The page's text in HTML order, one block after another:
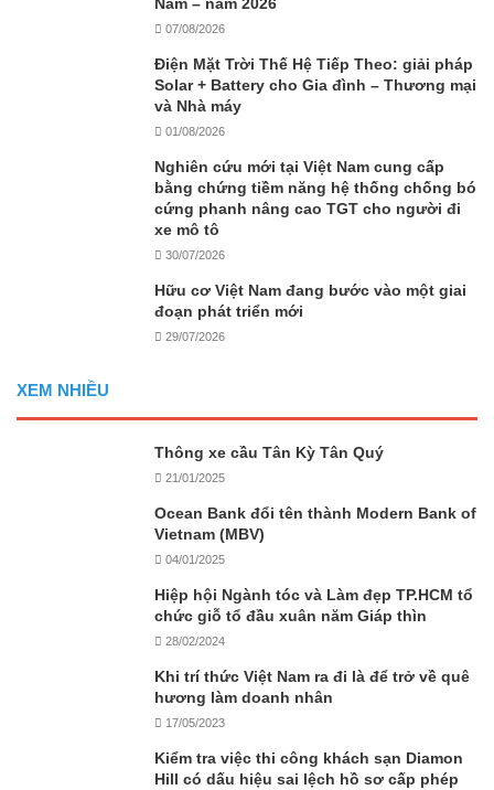
07/08/2026
Điện Mặt Trời Thế Hệ Tiếp Theo: giải pháp
Solar + Battery cho Gia đình – Thương mại
và Nhà máy
01/08/2026
Nghiên cứu mới tại Việt Nam cung cấp
bằng chứng tiềm năng hệ thống chống bó
cứng phanh nâng cao TGT cho người đi
xe mô tô
30/07/2026
Hữu cơ Việt Nam đang bước vào một giai
đoạn phát triển mới
29/07/2026
XEM NHIỀU
Thông xe cầu Tân Kỳ Tân Quý
21/01/2025
Ocean Bank đổi tên thành Modern Bank of
Vietnam (MBV)
04/01/2025
Hiệp hội Ngành tóc và Làm đẹp TP.HCM tổ
chức giỗ tổ đầu xuân năm Giáp thìn
28/02/2024
Khi trí thức Việt Nam ra đi là để trở về quê
hương làm doanh nhân
17/05/2023
Kiểm tra việc thi công khách sạn Diamon
Hill có dấu hiệu sai lệch hồ sơ cấp phép